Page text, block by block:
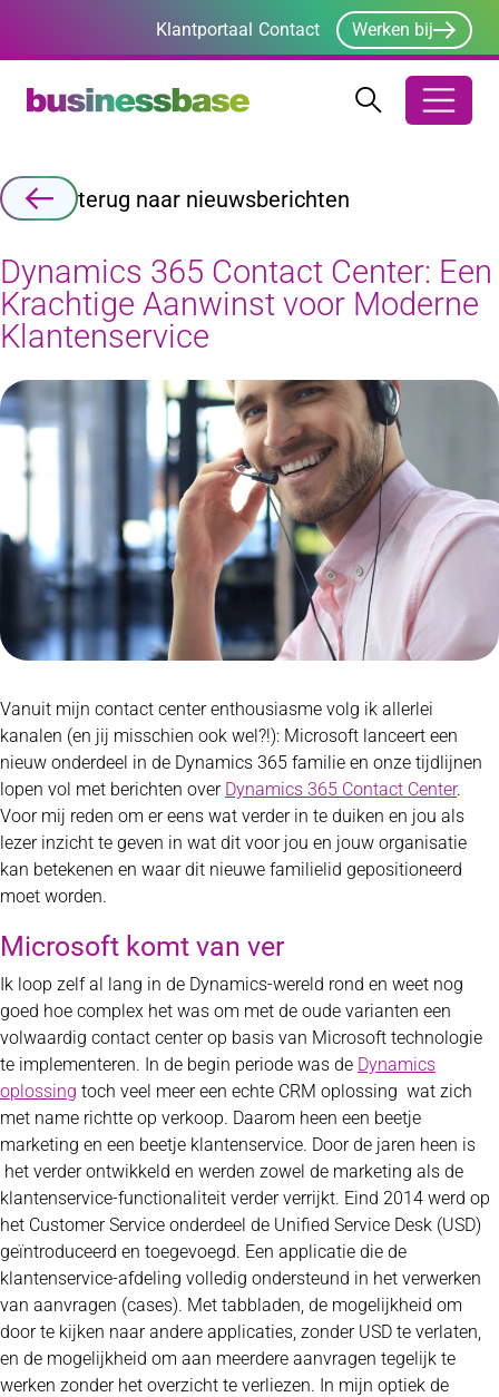
Klantportaal Contact Werken bij
Zoeken Zoeken
terug naar nieuwsberichten
Dynamics 365 Contact Center: Een
Krachtige Aanwinst voor Moderne
Klantenservice
Vanuit mijn contact center enthousiasme volg ik allerlei
kanalen (en jij misschien ook wel?!): Microsoft lanceert een
nieuw onderdeel in de Dynamics 365 familie en onze tijdlijnen
lopen vol met berichten over Dynamics 365 Contact Center.
Voor mij reden om er eens wat verder in te duiken en jou als
lezer inzicht te geven in wat dit voor jou en jouw organisatie
kan betekenen en waar dit nieuwe familielid gepositioneerd
moet worden.
Microsoft komt van ver
Ik loop zelf al lang in de Dynamics-wereld rond en weet nog
goed hoe complex het was om met de oude varianten een
volwaardig contact center op basis van Microsoft technologie
te implementeren. In de begin periode was de Dynamics
oplossing toch veel meer een echte CRM oplossing wat zich
met name richtte op verkoop. Daarom heen een beetje
marketing en een beetje klantenservice. Door de jaren heen is
het verder ontwikkeld en werden zowel de marketing als de
klantenservice-functionaliteit verder verrijkt. Eind 2014 werd op
het Customer Service onderdeel de Unified Service Desk (USD)
geïntroduceerd en toegevoegd. Een applicatie die de
klantenservice-afdeling volledig ondersteund in het verwerken
van aanvragen (cases). Met tabbladen, de mogelijkheid om
door te kijken naar andere applicaties, zonder USD te verlaten,
en de mogelijkheid om aan meerdere aanvragen tegelijk te
werken zonder het overzicht te verliezen. In mijn optiek de